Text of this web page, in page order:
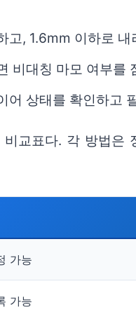
, 1.6mm 이하로
비대칭 마모 여부를
상태를 확인하고
교표다. 각 방법
가능
가능